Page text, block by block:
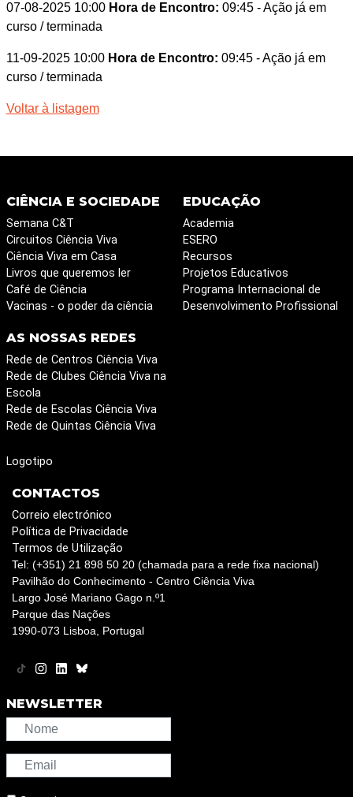
07-08-2025 10:00 Hora de Encontro: 09:45 - Ação já em
curso / terminada
11-09-2025 10:00 Hora de Encontro: 09:45 - Ação já em
curso / terminada
Voltar à listagem
CIÊNCIA E SOCIEDADE
Semana C&T
Circuitos Ciência Viva
Ciência Viva em Casa
Livros que queremos ler
Café de Ciência
Vacinas - o poder da ciência
EDUCAÇÃO
Academia
ESERO
Recursos
Projetos Educativos
Programa Internacional de
Desenvolvimento Profissional
AS NOSSAS REDES
Rede de Centros Ciência Viva
Rede de Clubes Ciência Viva na
Escola
Rede de Escolas Ciência Viva
Rede de Quintas Ciência Viva
Logotipo
CONTACTOS
Correio electrónico
Política de Privacidade
Termos de Utilização
Tel: (+351) 21 898 50 20 (chamada para a rede fixa nacional)
Pavilhão do Conhecimento - Centro Ciência Viva
Largo José Mariano Gago n.º1
Parque das Nações
1990-073 Lisboa, Portugal
NEWSLETTER